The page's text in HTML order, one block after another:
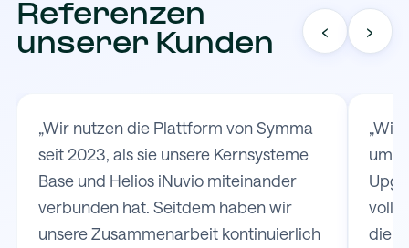
Referenzen
unserer Kunden
‹ ›
„Wir nutzen die Plattform von Symma
seit 2023, als sie unsere Kernsysteme
Base und Helios iNuvio miteinander
verbunden hat. Seitdem haben wir
unsere Zusammenarbeit kontinuierlich
„Wir
um
die